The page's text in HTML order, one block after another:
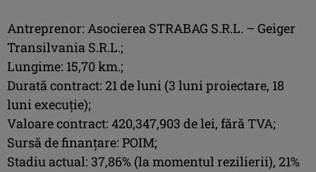
Antreprenor: Asocierea STRABAG S.R.L. – Geiger
Transilvania S.R.L.;
Lungime: 15,70 km.;
Durată contract: 21 de luni (3 luni proiectare, 18
luni execuție);
Valoare contract: 420,347,903 de lei, fără TVA;
Sursă de finanțare: POIM;
Stadiu actual: 37,86% (la momentul rezilierii), 21%